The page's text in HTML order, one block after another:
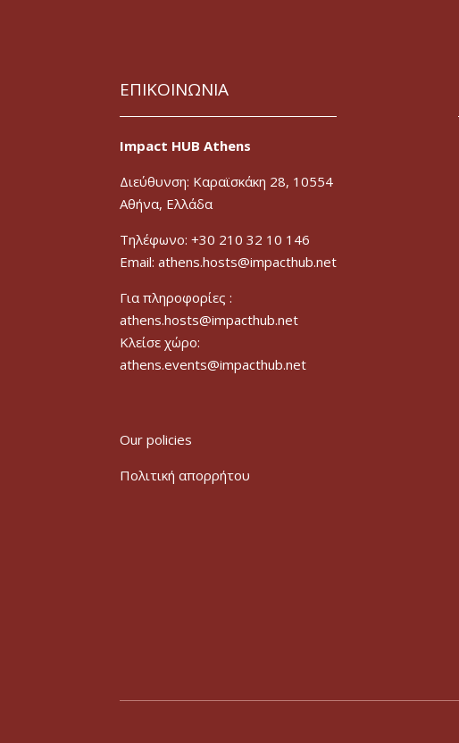
ΕΠΙΚΟΙΝΩΝΙΑ
Impact HUB Athens
Διεύθυνση: Καραϊσκάκη 28, 10554
Αθήνα, Ελλάδα
Τηλέφωνο: +30 210 32 10 146
Email: athens.hosts@impacthub.net
Για πληροφορίες :
athens.hosts@impacthub.net
Κλείσε χώρο:
athens.events@impacthub.net
Our policies
Πολιτική απορρήτου